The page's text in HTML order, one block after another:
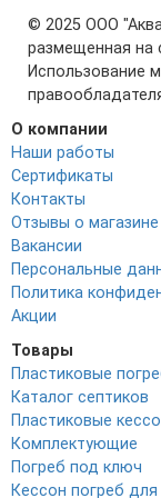
© 2025 ООО
размещенная на
Использование
О компании
Наши работы
Сертификаты
Контакты
Отзывы о магазине
Вакансии
Персональные
Политика
Акции
Товары
Пластиковые
Каталог септиков
Пластиковые
Комплектующие
Погреб под ключ
Кессон погреб